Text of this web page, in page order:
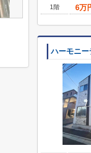
1階
6万
ハーモニ